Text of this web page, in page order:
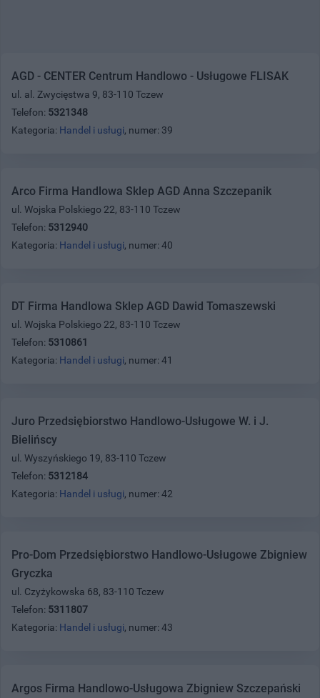
AGD - CENTER Centrum Handlowo - Usługowe FLISAK
ul. al. Zwycięstwa 9, 83-110 Tczew
Telefon: 5321348
Kategoria: Handel i usługi, numer: 39
Arco Firma Handlowa Sklep AGD Anna Szczepanik
ul. Wojska Polskiego 22, 83-110 Tczew
Telefon: 5312940
Kategoria: Handel i usługi, numer: 40
DT Firma Handlowa Sklep AGD Dawid Tomaszewski
ul. Wojska Polskiego 22, 83-110 Tczew
Telefon: 5310861
Kategoria: Handel i usługi, numer: 41
Juro Przedsiębiorstwo Handlowo-Usługowe W. i J.
Bielińscy
ul. Wyszyńskiego 19, 83-110 Tczew
Telefon: 5312184
Kategoria: Handel i usługi, numer: 42
Pro-Dom Przedsiębiorstwo Handlowo-Usługowe Zbigniew
Gryczka
ul. Czyżykowska 68, 83-110 Tczew
Telefon: 5311807
Kategoria: Handel i usługi, numer: 43
Argos Firma Handlowo-Usługowa Zbigniew Szczepański